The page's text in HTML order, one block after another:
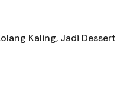
Kaling, Jadi Dessert